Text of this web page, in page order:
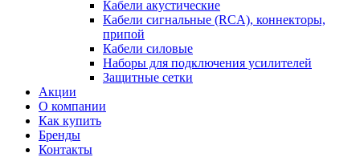
Кабели акустические
Кабели сигнальные (RCA), коннекторы,
припой
Кабели силовые
Наборы для подключения усилителей
Защитные сетки
Акции
О компании
Как купить
Бренды
Контакты